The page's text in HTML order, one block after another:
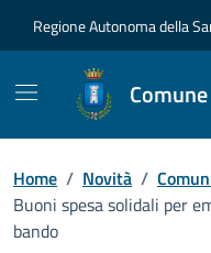
Regione Autonoma della
Home / Novità /
Buoni spesa solidali per
bando